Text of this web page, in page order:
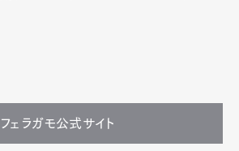
フェラガモ公式サイト